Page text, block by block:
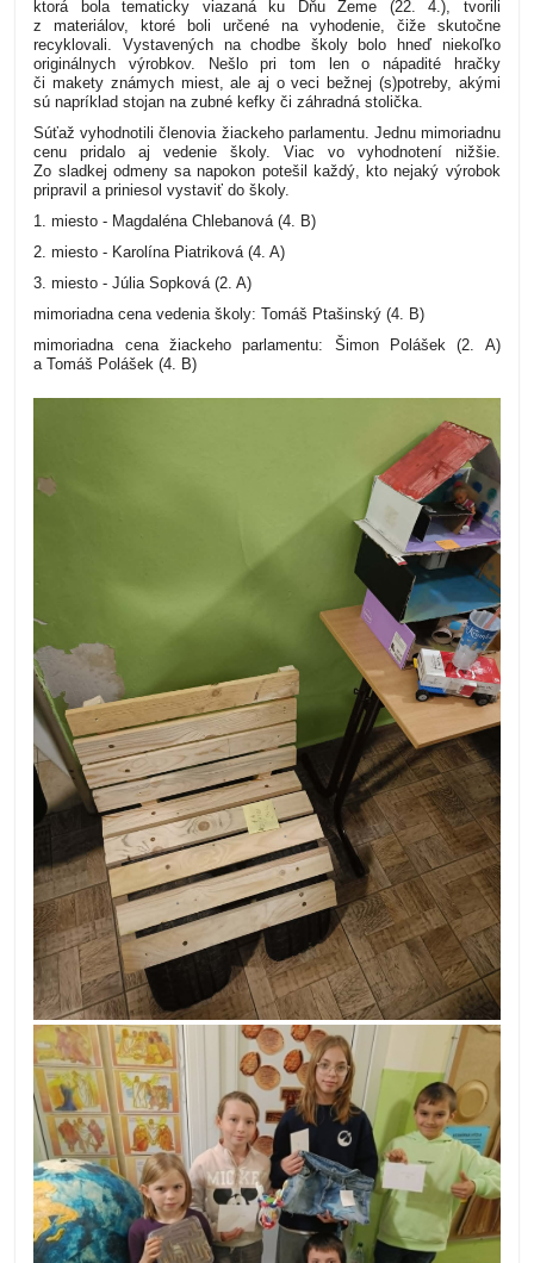
ktorá bola tematicky viazaná ku Dňu Zeme (22. 4.), tvorili
z materiálov, ktoré boli určené na vyhodenie, čiže skutočne
recyklovali. Vystavených na chodbe školy bolo hneď niekoľko
originálnych výrobkov. Nešlo pri tom len o nápadité hračky
či makety známych miest, ale aj o veci bežnej (s)potreby, akými
sú napríklad stojan na zubné kefky či záhradná stolička.
Súťaž vyhodnotili členovia žiackeho parlamentu. Jednu mimoriadnu
cenu pridalo aj vedenie školy. Viac vo vyhodnotení nižšie.
Zo sladkej odmeny sa napokon potešil každý, kto nejaký výrobok
pripravil a priniesol vystaviť do školy.
1. miesto - Magdaléna Chlebanová (4. B)
2. miesto - Karolína Piatriková (4. A)
3. miesto - Júlia Sopková (2. A)
mimoriadna cena vedenia školy: Tomáš Ptašinský (4. B)
mimoriadna cena žiackeho parlamentu: Šimon Polášek (2. A)
a Tomáš Polášek (4. B)